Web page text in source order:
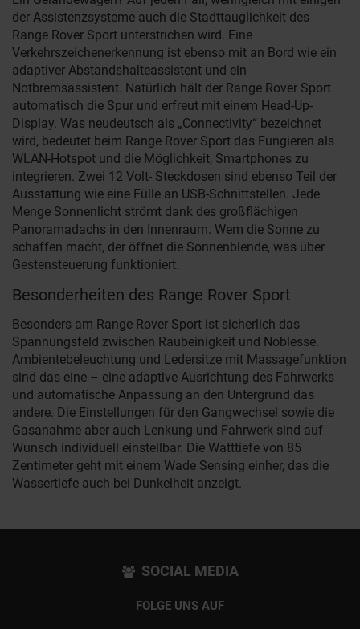
der Assistenzsysteme auch die Stadttauglichkeit des
Range Rover Sport unterstrichen wird. Eine
Verkehrszeichenerkennung ist ebenso mit an Bord wie ein
adaptiver Abstandshalteassistent und ein
Notbremsassistent. Natürlich hält der Range Rover Sport
automatisch die Spur und erfreut mit einem Head-Up-
Display. Was neudeutsch als „Connectivity“ bezeichnet
wird, bedeutet beim Range Rover Sport das Fungieren als
WLAN-Hotspot und die Möglichkeit, Smartphones zu
integrieren. Zwei 12 Volt- Steckdosen sind ebenso Teil der
Ausstattung wie eine Fülle an USB-Schnittstellen. Jede
Menge Sonnenlicht strömt dank des großflächigen
Panoramadachs in den Innenraum. Wem die Sonne zu
schaffen macht, der öffnet die Sonnenblende, was über
Gestensteuerung funktioniert.
Besonderheiten des Range Rover Sport
Besonders am Range Rover Sport ist sicherlich das
Spannungsfeld zwischen Raubeinigkeit und Noblesse.
Ambientebeleuchtung und Ledersitze mit Massagefunktion
sind das eine – eine adaptive Ausrichtung des Fahrwerks
und automatische Anpassung an den Untergrund das
andere. Die Einstellungen für den Gangwechsel sowie die
Gasanahme aber auch Lenkung und Fahrwerk sind auf
Wunsch individuell einstellbar. Die Watttiefe von 85
Zentimeter geht mit einem Wade Sensing einher, das die
Wassertiefe auch bei Dunkelheit anzeigt.
SOCIAL MEDIA
FOLGE UNS AUF